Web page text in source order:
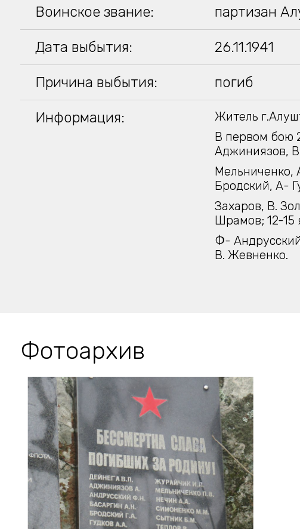
Воинское звание: партизан
Дата выбытия: 26.11.1941
Причина выбытия: погиб
Информация:
Житель
В первом бою
Аджиниязов,
Мельниченко,
Бродский, А-
Захаров, В.
Шрамов; 12-15
Ф-
В. Жевненко.
Фотоархив